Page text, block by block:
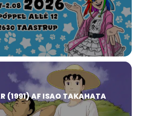
(1991) AF ISAO TAKAHATA